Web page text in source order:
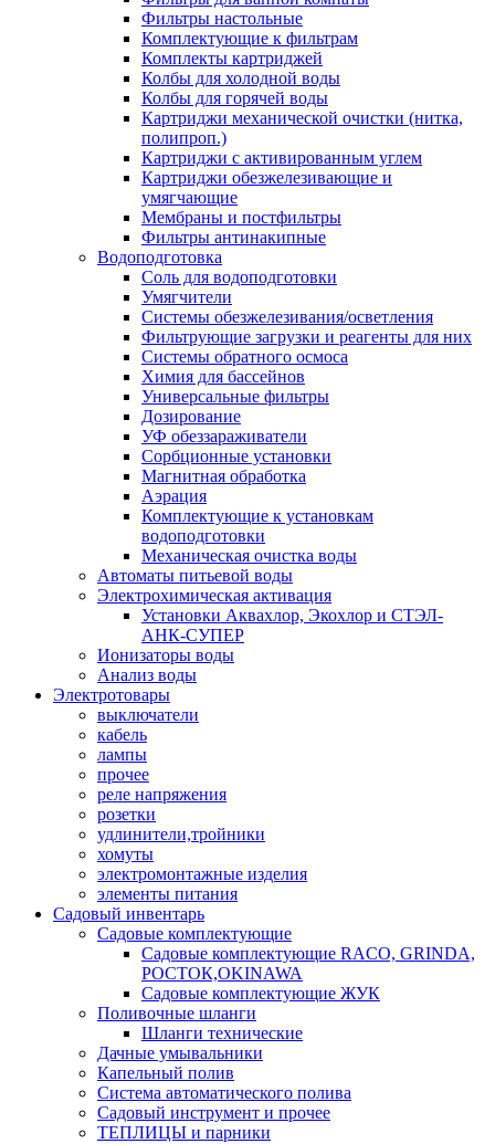
Фильтры настольные
Комплектующие к фильтрам
Комплекты картриджей
Колбы для холодной воды
Колбы для горячей воды
Картриджи механической очистки (нитка,
полипроп.)
Картриджи с активированным углем
Картриджи обезжелезивающие и
умягчающие
Мембраны и постфильтры
Фильтры антинакипные
Водоподготовка
Соль для водоподготовки
Умягчители
Системы обезжелезивания/осветления
Фильтрующие загрузки и реагенты для них
Системы обратного осмоса
Химия для бассейнов
Универсальные фильтры
Дозирование
УФ обеззараживатели
Сорбционные установки
Магнитная обработка
Аэрация
Комплектующие к установкам
водоподготовки
Механическая очистка воды
Автоматы питьевой воды
Электрохимическая активация
Установки Аквахлор, Экохлор и СТЭЛ-
АНК-СУПЕР
Ионизаторы воды
Анализ воды
Электротовары
выключатели
кабель
лампы
прочее
реле напряжения
розетки
удлинители,тройники
хомуты
электромонтажные изделия
элементы питания
Садовый инвентарь
Садовые комплектующие
Садовые комплектующие RACO, GRINDA,
РОСТОК,OKINAWA
Садовые комплектующие ЖУК
Поливочные шланги
Шланги технические
Дачные умывальники
Капельный полив
Система автоматического полива
Садовый инструмент и прочее
ТЕПЛИЦЫ и парники